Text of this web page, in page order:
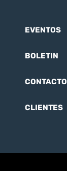
EVENTOS
BOLETIN
CONTACTO
CLIENTES